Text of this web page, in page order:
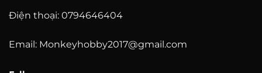
Điện thoại: 0794646404
Email: Monkeyhobby2017@gmail.com